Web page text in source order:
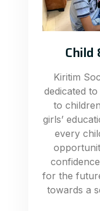
Child
Kiritim
dedicated
to
girls’
every
for the
towards a